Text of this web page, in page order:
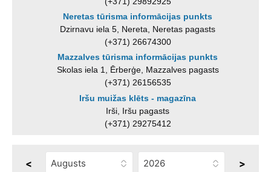
Neretas tūrisma informācijas punkts
Dzirnavu iela 5, Nereta, Neretas pagasts
(+371) 26674300
Mazzalves tūrisma informācijas punkts
Skolas iela 1, Ērberģe, Mazzalves pagasts
(+371) 26156535
Iršu muižas klēts - magazīna
Irši, Iršu pagasts
(+371) 29275412
< >